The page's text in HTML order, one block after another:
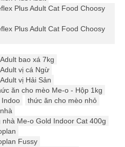
Plus Adult Cat Food Choosy
Plus Adult Cat Food Choosy
bao xá 7kg
vị cá Ngừ
vị Hải Sản
ăn cho mèo Me-o - Hộp 1kg
thức ăn cho mèo nhỏ
Me-o Gold Indoor Cat 400g
Fussy